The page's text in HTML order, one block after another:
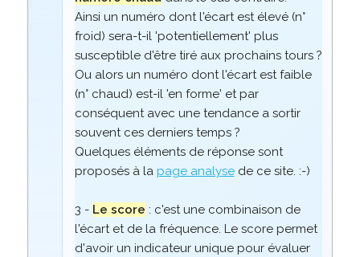
Ainsi un numéro dont l'écart est élevé (n°
froid) sera-t-il 'potentiellement' plus
susceptible d'être tiré aux prochains tours ?
Ou alors un numéro dont l'écart est faible
(n° chaud) est-il 'en forme' et par
conséquent avec une tendance a sortir
souvent ces derniers temps ?
Quelques éléments de réponse sont
proposés à la page analysede ce site. :-)
3 - Le score : c'est une combinaison de
l'écart et de la fréquence. Le score permet
d'avoir un indicateur unique pour évaluer